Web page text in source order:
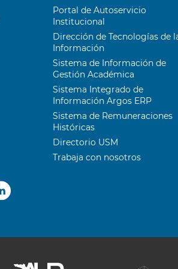
Portal de Autoservicio
Institucional
Dirección de Tecnologías de
Información
Sistema de Información de
Gestión Académica
Sistema Integrado de
Información Argos ERP
Sistema de Remuneraciones
Históricas
Directorio USM
Trabaja con nosotros